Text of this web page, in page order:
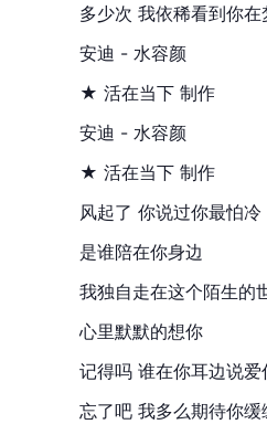
多少次 我依稀看到你
安迪 - 水容颜
★ 活在当下 制作
安迪 - 水容颜
★ 活在当下 制作
风起了 你说过你最怕冷
是谁陪在你身边
我独自走在这个陌生的
心里默默的想你
记得吗 谁在你耳边说
忘了吧 我多么期待你